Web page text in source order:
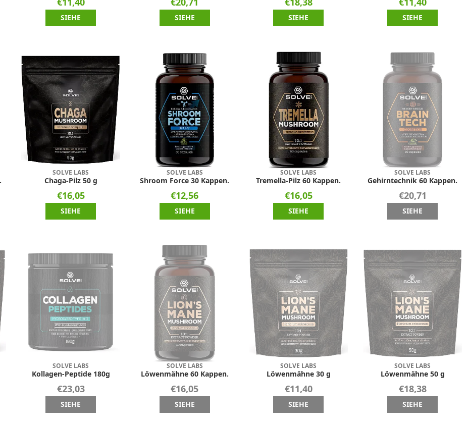
€11,40
SIEHE
€20,71
SIEHE
€18,38
SIEHE
€11,40
SIEHE
SOLVE LABS
Chaga-Pilz 50 g
€16,05
SIEHE
SOLVE LABS
Shroom Force 30 Kappen.
€12,56
SIEHE
SOLVE LABS
Tremella-Pilz 60 Kappen.
€16,05
SIEHE
SOLVE LABS
Gehirntechnik 60 Kappen.
€20,71
SIEHE
SOLVE LABS
Kollagen-Peptide 180g
€23,03
SIEHE
SOLVE LABS
Löwenmähne 60 Kappen.
€16,05
SIEHE
SOLVE LABS
Löwenmähne 30 g
€11,40
SIEHE
SOLVE LABS
Löwenmähne 50 g
€18,38
SIEHE